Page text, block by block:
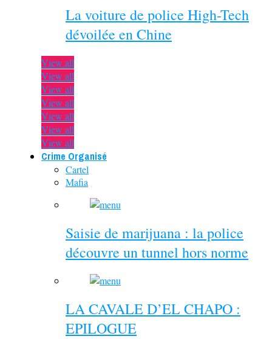
La voiture de police High-Tech
dévoilée en Chine
View all
View all
View all
View all
View all
View all
View all
Crime Organisé
Cartel
Mafia
Saisie de marijuana : la police
découvre un tunnel hors norme
LA CAVALE D’EL CHAPO :
EPILOGUE